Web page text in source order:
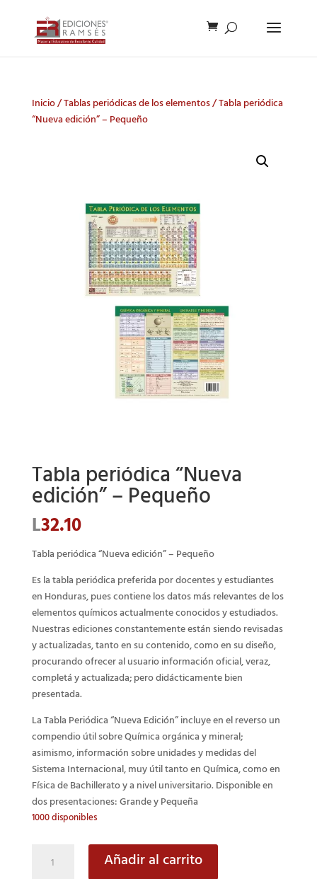
Inicio/Tablas periódicas de los elementos/ Tabla periódica
“Nueva edición” – Pequeño
Tabla periódica “Nueva
edición” – Pequeño
L32.10
Tabla periódica “Nueva edición” – Pequeño
Es la tabla periódica preferida por docentes y estudiantes
en Honduras, pues contiene los datos más relevantes de los
elementos químicos actualmente conocidos y estudiados.
Nuestras ediciones constantemente están siendo revisadas
y actualizadas, tanto en su contenido, como en su diseño,
procurandoofrecer al usuario información oficial, veraz,
completáy actualizada; pero didácticamente bien
presentada.
La Tabla Periódica “Nueva Edición” incluye en elreversoun
compendio útil sobre Química orgánica y mineral;
asimismo, información sobre unidades y medidas del
Sistema Internacional, muy útil tanto en Química, como en
Física de Bachillerato y a nivel universitario. Disponible en
dos presentaciones: Grande y Pequeña
1000 disponibles
periódica
Añadir al carrito